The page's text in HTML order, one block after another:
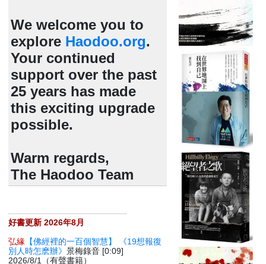
We welcome you to
explore Haodoo.org.
Your continued
support over the past
25 years has made
this exciting upgrade
possible.
Warm regards,
The Haodoo Team
好書更新 2026年8月
弘緣 【佛經裡的一百個智慧】 《19想報復
別人時怎麽辦》景梅錄音 [0:09]
2026/8/1（有聲書籍）